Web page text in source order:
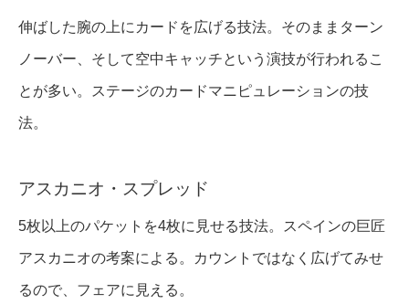
伸ばした腕の上にカードを広げる技法。そのままターン
ノーバー、そして空中キャッチという演技が行われるこ
とが多い。ステージのカードマニピュレーションの技
法。
アスカニオ・スプレッド
5枚以上のパケットを4枚に見せる技法。スペインの巨匠
アスカニオの考案による。カウントではなく広げてみせ
るので、フェアに見える。